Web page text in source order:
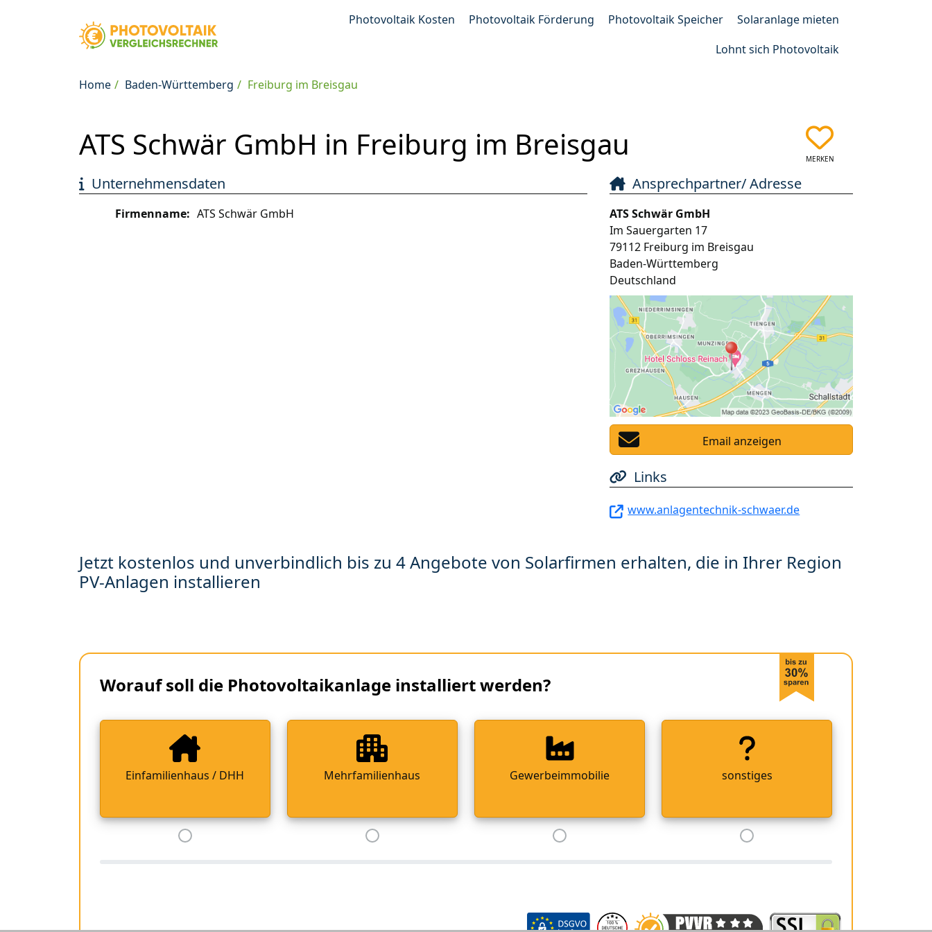
Photovoltaik Kosten Photovoltaik Förderung Photovoltaik Speicher
Solaranlage mieten
Lohnt sich Photovoltaik
Home Baden-Württemberg Freiburg im Breisgau
ATS Schwär GmbH in Freiburg im Breisgau MERKEN
Unternehmensdaten
Firmenname: ATS Schwär GmbH
Ansprechpartner/ Adresse
ATS Schwär GmbH
Im Sauergarten 17
79112 Freiburg im Breisgau
Baden-Württemberg
Deutschland
Email anzeigen
Links
www.anlagentechnik-schwaer.de
Jetzt kostenlos und unverbindlich bis zu 4 Angebote von Solarfirmen erhalten, die in Ihrer Region
PV-Anlagen installieren
Worauf soll die Photovoltaikanlage installiert werden?
Einfamilienhaus / DHH Mehrfamilienhaus Gewerbeimmobilie sonstiges